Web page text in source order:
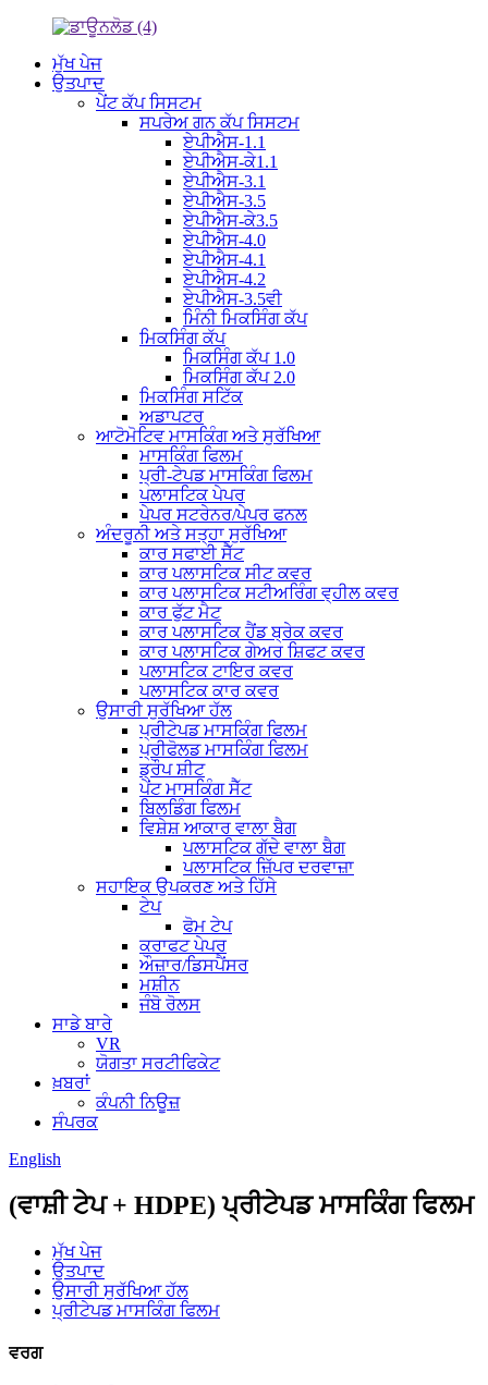
ਮੁੱਖ ਪੇਜ
ਉਤਪਾਦ
ਪੇਂਟ ਕੱਪ ਸਿਸਟਮ
ਸਪਰੇਅ ਗਨ ਕੱਪ ਸਿਸਟਮ
ਏਪੀਐਸ-1.1
ਏਪੀਐਸ-ਕੇ1.1
ਏਪੀਐਸ-3.1
ਏਪੀਐਸ-3.5
ਏਪੀਐਸ-ਕੇ3.5
ਏਪੀਐਸ-4.0
ਏਪੀਐਸ-4.1
ਏਪੀਐਸ-4.2
ਏਪੀਐਸ-3.5ਵੀ
ਮਿੰਨੀ ਮਿਕਸਿੰਗ ਕੱਪ
ਮਿਕਸਿੰਗ ਕੱਪ
ਮਿਕਸਿੰਗ ਕੱਪ 1.0
ਮਿਕਸਿੰਗ ਕੱਪ 2.0
ਮਿਕਸਿੰਗ ਸਟਿੱਕ
ਅਡਾਪਟਰ
ਆਟੋਮੋਟਿਵ ਮਾਸਕਿੰਗ ਅਤੇ ਸੁਰੱਖਿਆ
ਮਾਸਕਿੰਗ ਫਿਲਮ
ਪ੍ਰੀ-ਟੇਪਡ ਮਾਸਕਿੰਗ ਫਿਲਮ
ਪਲਾਸਟਿਕ ਪੇਪਰ
ਪੇਪਰ ਸਟਰੇਨਰ/ਪੇਪਰ ਫਨਲ
ਅੰਦਰੂਨੀ ਅਤੇ ਸਤ੍ਹਾ ਸੁਰੱਖਿਆ
ਕਾਰ ਸਫਾਈ ਸੈੱਟ
ਕਾਰ ਪਲਾਸਟਿਕ ਸੀਟ ਕਵਰ
ਕਾਰ ਪਲਾਸਟਿਕ ਸਟੀਅਰਿੰਗ ਵ੍ਹੀਲ ਕਵਰ
ਕਾਰ ਫੁੱਟ ਮੈਟ
ਕਾਰ ਪਲਾਸਟਿਕ ਹੈਂਡ ਬ੍ਰੇਕ ਕਵਰ
ਕਾਰ ਪਲਾਸਟਿਕ ਗੇਅਰ ਸ਼ਿਫਟ ਕਵਰ
ਪਲਾਸਟਿਕ ਟਾਇਰ ਕਵਰ
ਪਲਾਸਟਿਕ ਕਾਰ ਕਵਰ
ਉਸਾਰੀ ਸੁਰੱਖਿਆ ਹੱਲ
ਪ੍ਰੀਟੇਪਡ ਮਾਸਕਿੰਗ ਫਿਲਮ
ਪ੍ਰੀਫੋਲਡ ਮਾਸਕਿੰਗ ਫਿਲਮ
ਡ੍ਰੌਪ ਸ਼ੀਟ
ਪੇਂਟ ਮਾਸਕਿੰਗ ਸੈੱਟ
ਬਿਲਡਿੰਗ ਫਿਲਮ
ਵਿਸ਼ੇਸ਼ ਆਕਾਰ ਵਾਲਾ ਬੈਗ
ਪਲਾਸਟਿਕ ਗੱਦੇ ਵਾਲਾ ਬੈਗ
ਪਲਾਸਟਿਕ ਜ਼ਿੱਪਰ ਦਰਵਾਜ਼ਾ
ਸਹਾਇਕ ਉਪਕਰਣ ਅਤੇ ਹਿੱਸੇ
ਟੇਪ
ਫੋਮ ਟੇਪ
ਕਰਾਫਟ ਪੇਪਰ
ਔਜ਼ਾਰ/ਡਿਸਪੈਂਸਰ
ਮਸ਼ੀਨ
ਜੰਬੋ ਰੋਲਸ
ਸਾਡੇ ਬਾਰੇ
VR
ਯੋਗਤਾ ਸਰਟੀਫਿਕੇਟ
ਖ਼ਬਰਾਂ
ਕੰਪਨੀ ਨਿਊਜ਼
ਸੰਪਰਕ
English
(ਵਾਸ਼ੀ ਟੇਪ + HDPE) ਪ੍ਰੀਟੇਪਡ ਮਾਸਕਿੰਗ ਫਿਲਮ
ਮੁੱਖ ਪੇਜ
ਉਤਪਾਦ
ਉਸਾਰੀ ਸੁਰੱਖਿਆ ਹੱਲ
ਪ੍ਰੀਟੇਪਡ ਮਾਸਕਿੰਗ ਫਿਲਮ
ਵਰਗ